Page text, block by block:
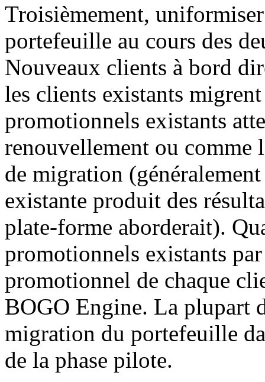
Troisièmement,
portefeuille au cours des
Nouveaux clients à bord
les clients existants
promotionnels existants
renouvellement ou comme
de migration
existante produit des
plate-forme aborderait).
promotionnels existants
promotionnel de chaque
BOGO Engine. La plupart
migration du portefeuille
de la phase pilote.